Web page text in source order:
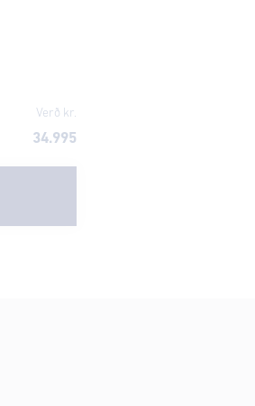
Verð kr.
34.995